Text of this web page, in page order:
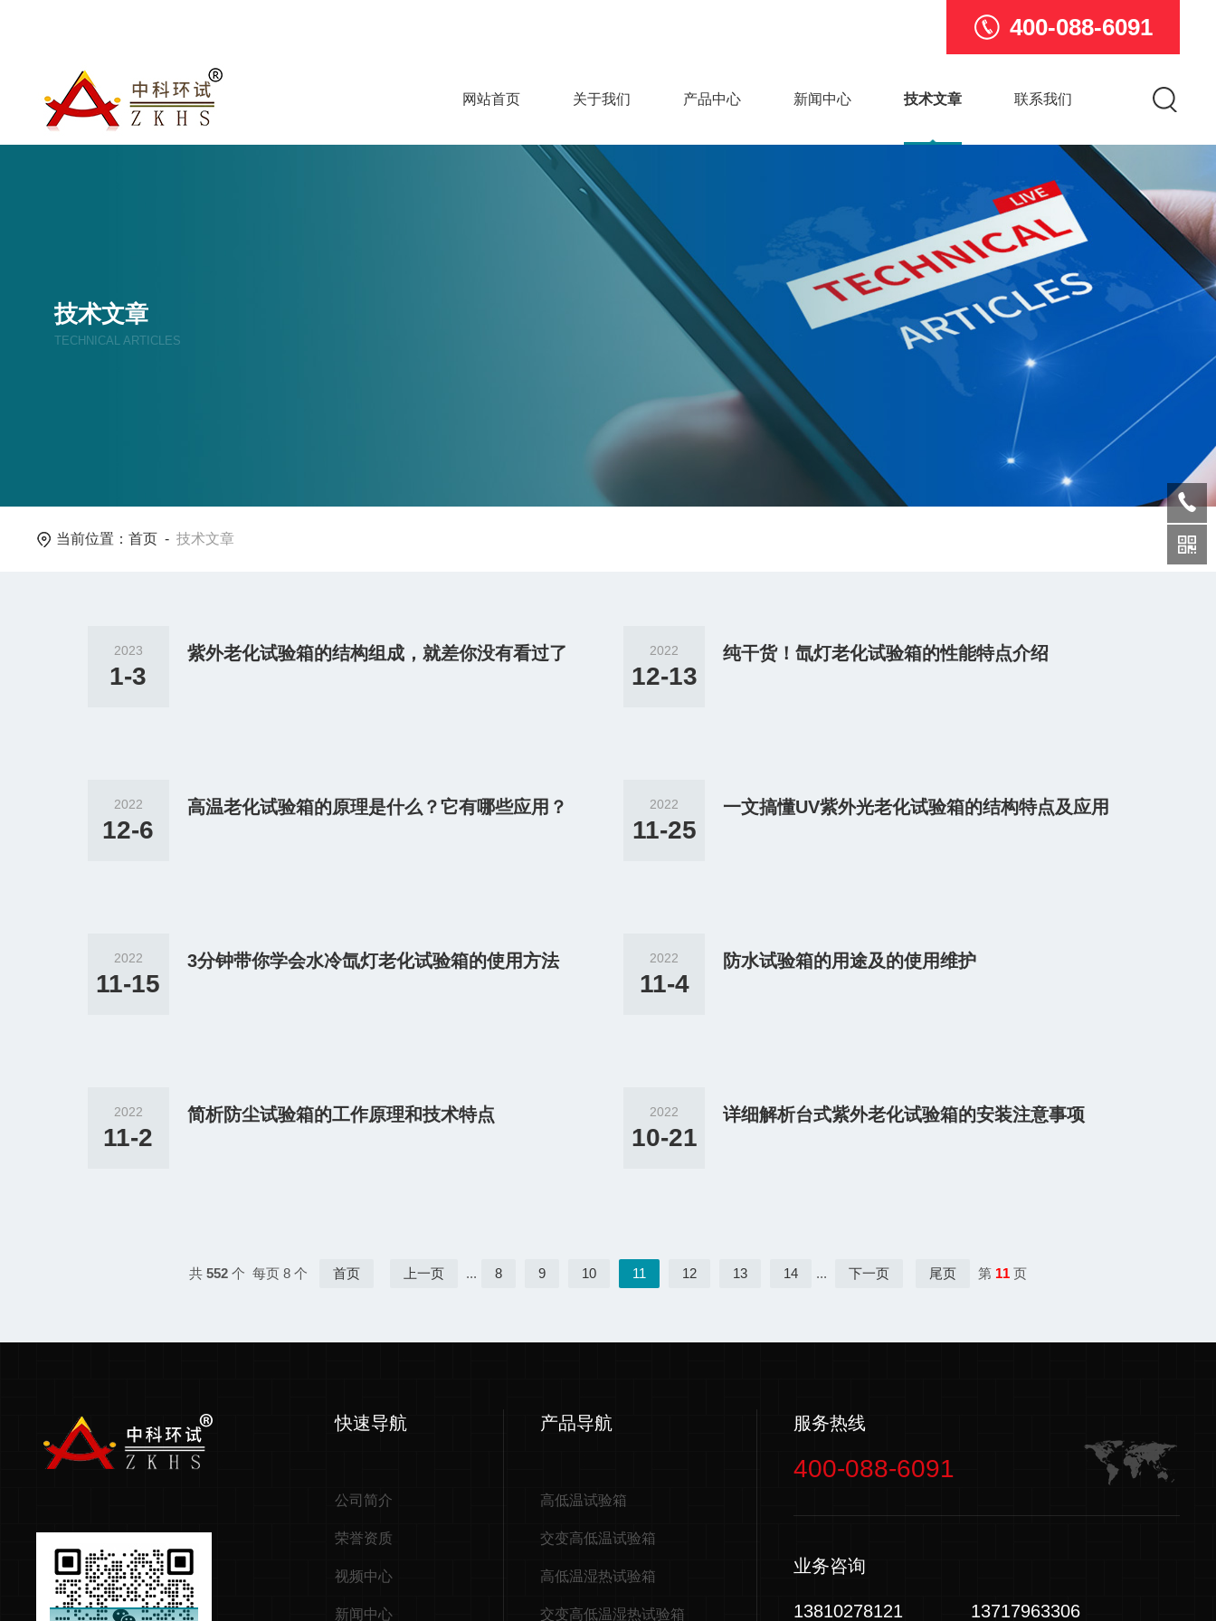
400-088-6091
网站首页 关于我们 产品中心 新闻中心 技术文章 联系我们
技术文章
TECHNICAL ARTICLES
当前位置：首页 -技术文章
2023
1-3
紫外老化试验箱的结构组成，就差你没有看过了 2022
12-13
纯干货！氙灯老化试验箱的性能特点介绍
2022
12-6
高温老化试验箱的原理是什么？它有哪些应用？ 2022
11-25
一文搞懂UV紫外光老化试验箱的结构特点及应用
2022
11-15
3分钟带你学会水冷氙灯老化试验箱的使用方法 2022
11-4
防水试验箱的用途及的使用维护
2022
11-2
简析防尘试验箱的工作原理和技术特点 2022
10-21
详细解析台式紫外老化试验箱的安装注意事项
共 552个 每页 8 个 首页 上一页 ... 8 9 10 11 12 13 14 ... 下一页 尾页 第 11页
快速导航
公司简介
荣誉资质
视频中心
新闻中心
产品导航
高低温试验箱
交变高低温试验箱
高低温湿热试验箱
交变高低温湿热试验箱
服务热线
400-088-6091
业务咨询
13810278121 13717963306